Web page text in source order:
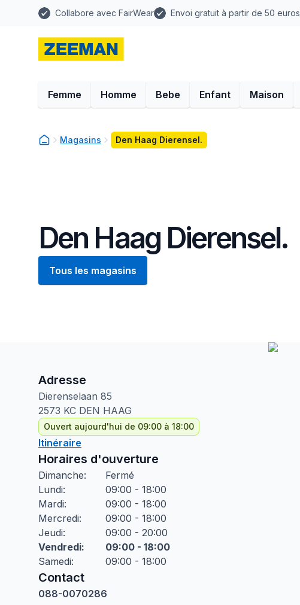
Collabore avec FairWear Envoi gratuit à partir de 50 euros
Femme Homme Bebe Enfant Maison
Magasins Den Haag Dierensel.
Den Haag Dierensel.
Tous les magasins
Adresse
Dierenselaan 85
2573 KC DEN HAAG
Ouvert aujourd'hui de 09:00 à 18:00
Itinéraire
Horaires d'ouverture
Dimanche:
Fermé
Lundi:
09:00 - 18:00
Mardi:
09:00 - 18:00
Mercredi:
09:00 - 18:00
Jeudi:
09:00 - 20:00
Vendredi:
09:00 - 18:00
Samedi: 09:00 - 18:00
Contact
088-0070286